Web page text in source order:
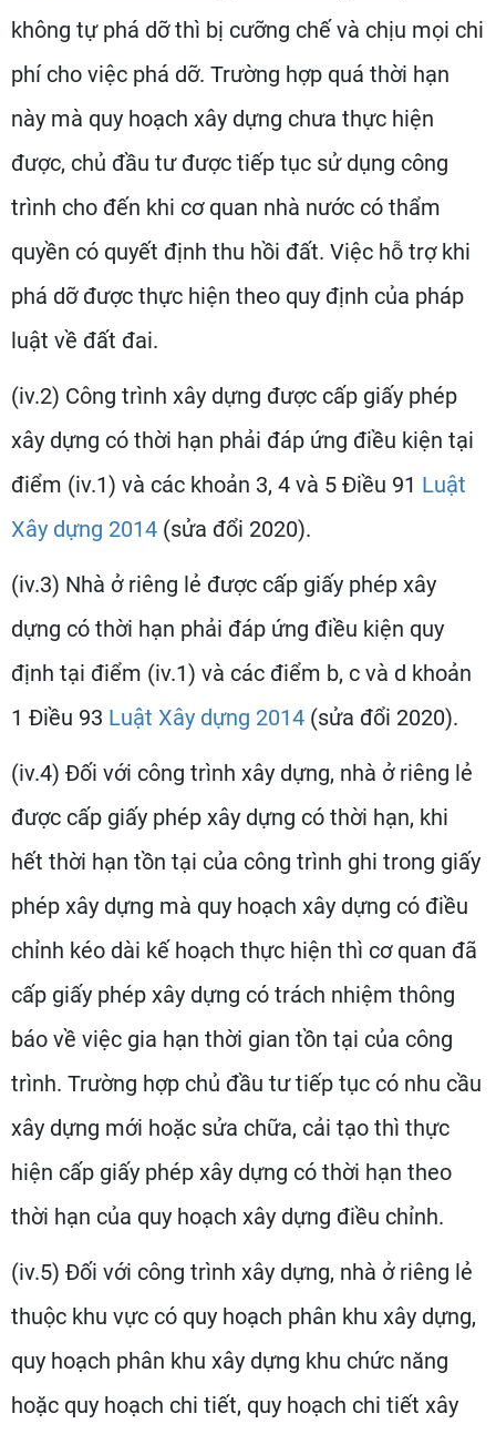
không tự phá dỡ thì bị cưỡng chế và chịu mọi chi
phí cho việc phá dỡ. Trường hợp quá thời hạn
này mà quy hoạch xây dựng chưa thực hiện
được, chủ đầu tư được tiếp tục sử dụng công
trình cho đến khi cơ quan nhà nước có thẩm
quyền có quyết định thu hồi đất. Việc hỗ trợ khi
phá dỡ được thực hiện theo quy định của pháp
luật về đất đai.
(iv.2) Công trình xây dựng được cấp giấy phép
xây dựng có thời hạn phải đáp ứng điều kiện tại
điểm (iv.1) và các khoản 3, 4 và 5 Điều 91 Luật
Xây dựng 2014 (sửa đổi 2020).
(iv.3) Nhà ở riêng lẻ được cấp giấy phép xây
dựng có thời hạn phải đáp ứng điều kiện quy
định tại điểm (iv.1) và các điểm b, c và d khoản
1 Điều 93 Luật Xây dựng 2014 (sửa đổi 2020).
(iv.4) Đối với công trình xây dựng, nhà ở riêng lẻ
được cấp giấy phép xây dựng có thời hạn, khi
hết thời hạn tồn tại của công trình ghi trong giấy
phép xây dựng mà quy hoạch xây dựng có điều
chỉnh kéo dài kế hoạch thực hiện thì cơ quan đã
cấp giấy phép xây dựng có trách nhiệm thông
báo về việc gia hạn thời gian tồn tại của công
trình. Trường hợp chủ đầu tư tiếp tục có nhu cầu
xây dựng mới hoặc sửa chữa, cải tạo thì thực
hiện cấp giấy phép xây dựng có thời hạn theo
thời hạn của quy hoạch xây dựng điều chỉnh.
(iv.5) Đối với công trình xây dựng, nhà ở riêng lẻ
thuộc khu vực có quy hoạch phân khu xây dựng,
quy hoạch phân khu xây dựng khu chức năng
hoặc quy hoạch chi tiết, quy hoạch chi tiết xây